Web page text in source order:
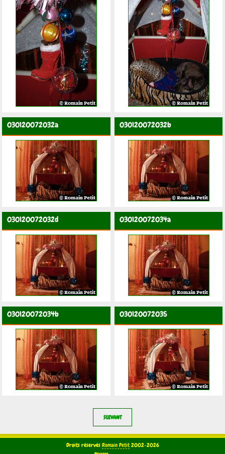
030120072032a 030120072032b
030120072032d 030120072034a
030120072034b 030120072035
SUIVANT
Droits réservés Romain Petit2002-2026